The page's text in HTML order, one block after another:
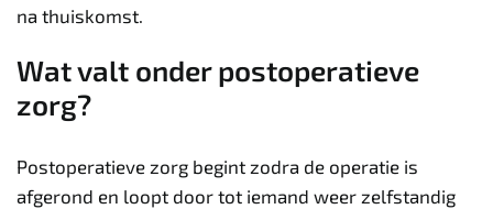
na thuiskomst.
Wat valt onder postoperatieve
zorg?
Postoperatieve zorg begint zodra de operatie is
afgerond en loopt door tot iemand weer zelfstandig